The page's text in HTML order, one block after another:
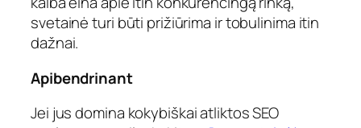
svetainė turi būti prižiūrima ir tobulinima itin
dažnai.
Apibendrinant
Jei jus domina kokybiškai atliktos SEO